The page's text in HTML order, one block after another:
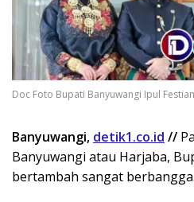
Doc Foto Bupati Banyuwangi Ipul
Banyuwangi, detik1.co.id //
Banyuwangi atau Harjaba,
bertambah sangat berbangga.